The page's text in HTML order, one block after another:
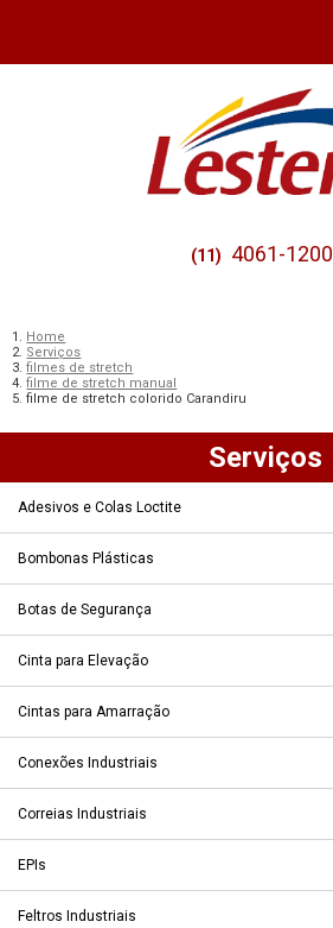
(11) 4061-1200
Home
Serviços
filmes de stretch
filme de stretch manual
filme de stretch colorido Carandiru
Serviços
Adesivos e Colas Loctite
Bombonas Plásticas
Botas de Segurança
Cinta para Elevação
Cintas para Amarração
Conexões Industriais
Correias Industriais
EPIs
Feltros Industriais